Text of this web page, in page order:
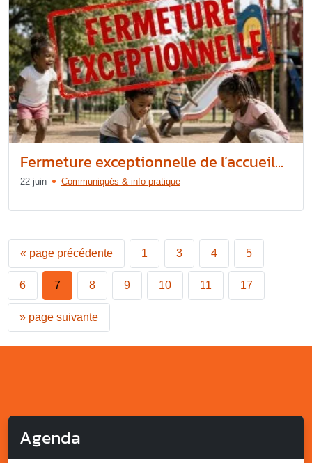
Fermeture exceptionnelle de l’accueil...
22 juin Communiqués & info pratique
« page précédente 1 3 4 5
6 7 8 9 10 11 17
» page suivante
Agenda